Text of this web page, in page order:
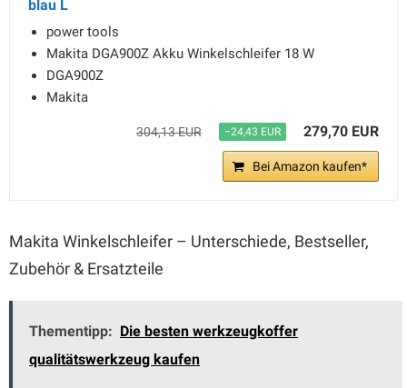
blau L
power tools
Makita DGA900Z Akku Winkelschleifer 18 W
DGA900Z
Makita
304,13 EUR −24,43 EUR 279,70 EUR
Bei Amazon kaufen*
Makita Winkelschleifer – Unterschiede, Bestseller,
Zubehör & Ersatzteile
Thementipp: Die besten werkzeugkoffer
qualitätswerkzeug kaufen